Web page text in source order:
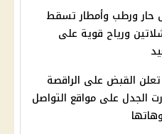
ورطب وأمطار تسقط
ورياح قوية على
تعلن القبض على الراقصة
الجدل على مواقع التواصل